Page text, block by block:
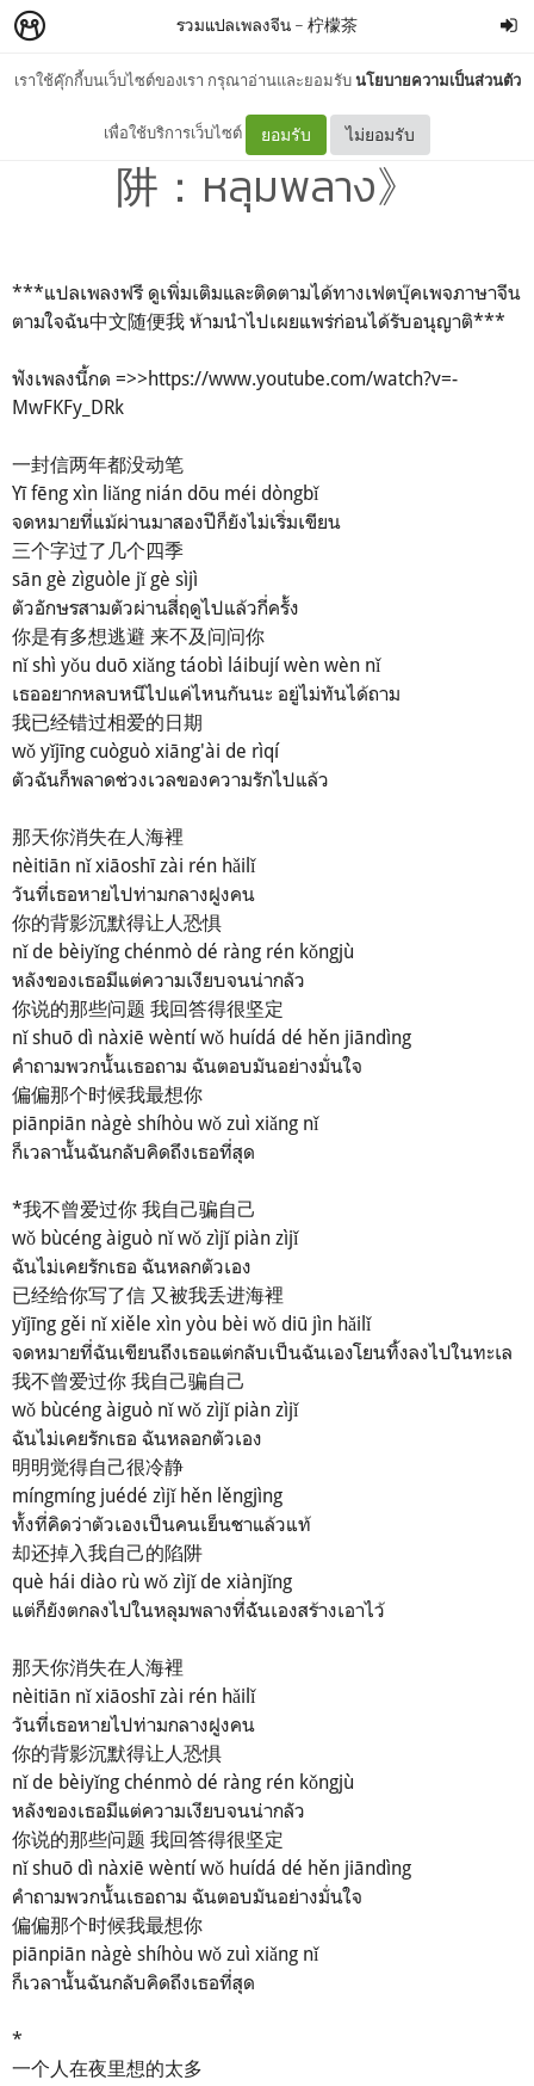
เราใช้คุ๊กกี้บนเว็บไซต์ของเรา กรุณาอ่านและยอมรับนโยบายความเป็นส่วนตัว
เพื่อใช้บริการเว็บไซต์ ยอมรับ ไม่ยอมรับ
รวมแปลเพลงจีน – 柠檬茶
#แปลเพลงจีน《王北-陷
阱：หลุมพลาง》
***แปลเพลงฟรี ดูเพิ่มเติมและติดตามได้ทางเฟตบุ๊คเพจภาษาจีน
ตามใจฉัน中文随便我 ห้ามนำไปเผยแพร่ก่อนได้รับอนุญาติ***
ฟังเพลงนี้กด =>>https://www.youtube.com/watch?v=-
MwFKFy_DRk
一封信两年都没动笔
Yī fēng xìn liǎng nián dōu méi dòngbǐ
จดหมายที่แม้ผ่านมาสองปีก็ยังไม่เริ่มเขียน
三个字过了几个四季
sān gè zìguòle jǐ gè sìjì
ตัวอักษรสามตัวผ่านสี่ฤดูไปแล้วกี่ครั้ง
你是有多想逃避 来不及问问你
nǐ shì yǒu duō xiǎng táobì láibují wèn wèn nǐ
เธออยากหลบหนีไปแค่ไหนกันนะ อยู่ไม่ทันได้ถาม
我已经错过相爱的日期
wǒ yǐjīng cuòguò xiāng'ài de rìqí
ตัวฉันก็พลาดช่วงเวลของความรักไปแล้ว
那天你消失在人海裡
nèitiān nǐ xiāoshī zài rén hǎilǐ
วันที่เธอหายไปท่ามกลางฝูงคน
你的背影沉默得让人恐惧
nǐ de bèiyǐng chénmò dé ràng rén kǒngjù
หลังของเธอมีแต่ความเงียบจนน่ากลัว
你说的那些问题 我回答得很坚定
nǐ shuō dì nàxiē wèntí wǒ huídá dé hěn jiāndìng
คำถามพวกนั้นเธอถาม ฉันตอบมันอย่างมั่นใจ
偏偏那个时候我最想你
piānpiān nàgè shíhòu wǒ zuì xiǎng nǐ
ก็เวลานั้นฉันกลับคิดถึงเธอที่สุด
*我不曾爱过你 我自己骗自己
wǒ bùcéng àiguò nǐ wǒ zìjǐ piàn zìjǐ
ฉันไม่เคยรักเธอ ฉันหลกตัวเอง
已经给你写了信 又被我丢进海裡
yǐjīng gěi nǐ xiěle xìn yòu bèi wǒ diū jìn hǎilǐ
จดหมายที่ฉันเขียนถึงเธอแต่กลับเป็นฉันเองโยนทิ้งลงไปในทะเล
我不曾爱过你 我自己骗自己
wǒ bùcéng àiguò nǐ wǒ zìjǐ piàn zìjǐ
ฉันไม่เคยรักเธอ ฉันหลอกตัวเอง
明明觉得自己很冷静
míngmíng juédé zìjǐ hěn lěngjìng
ทั้งที่คิดว่าตัวเองเป็นคนเย็นชาแล้วแท้
却还掉入我自己的陷阱
què hái diào rù wǒ zìjǐ de xiànjǐng
แต่ก็ยังตกลงไปในหลุมพลางที่ฉ้ันเองสร้างเอาไว้
那天你消失在人海裡
nèitiān nǐ xiāoshī zài rén hǎilǐ
วันที่เธอหายไปท่ามกลางฝูงคน
你的背影沉默得让人恐惧
nǐ de bèiyǐng chénmò dé ràng rén kǒngjù
หลังของเธอมีแต่ความเงียบจนน่ากลัว
你说的那些问题 我回答得很坚定
nǐ shuō dì nàxiē wèntí wǒ huídá dé hěn jiāndìng
คำถามพวกนั้นเธอถาม ฉันตอบมันอย่างมั่นใจ
偏偏那个时候我最想你
piānpiān nàgè shíhòu wǒ zuì xiǎng nǐ
ก็เวลานั้นฉันกลับคิดถึงเธอที่สุด
*
一个人在夜里想的太多